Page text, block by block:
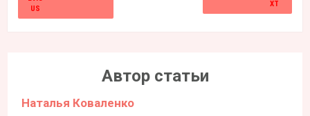
Автор статьи
Наталья Коваленко